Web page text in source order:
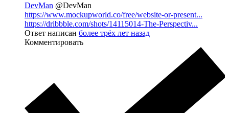
DevMan @DevMan
https://www.mockupworld.co/free/website-or-present...
https://dribbble.com/shots/14115014-The-Perspectiv...
Ответ написан более трёх лет назад
Комментировать